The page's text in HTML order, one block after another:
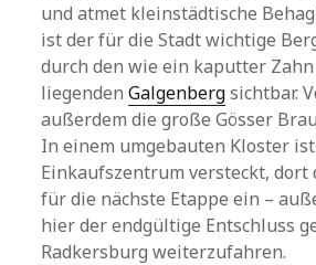
und atmet kleinstädtische
ist der für die Stadt wichtige
durch den wie ein kaputter
liegendenGalgenbergsichtbar.
außerdem die große Gösser
In einem umgebauten Kloster
Einkaufszentrum versteckt, dort
für die nächste Etappe ein –
hier der endgültige Entschluss
Radkersburg weiterzufahren.